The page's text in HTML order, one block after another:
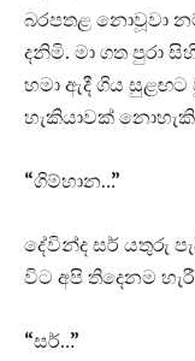
බරපතළ නොවූවා
දනිමි. මා ගත පුරා
හමා ඇදී ගිය සුළඟට
හැකියාවක්
“ගිම්හාන…”
දේවින්ද සර් යතුරු
විට අපි තිදෙනම
“සර්…”